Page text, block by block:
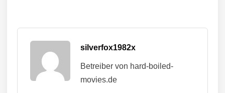
silverfox1982x
Betreiber von hard-boiled-
movies.de